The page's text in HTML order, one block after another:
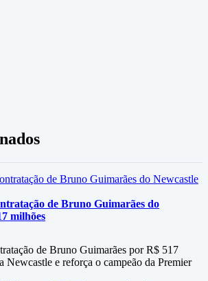
de Bruno Guimarães do
milhões
de Bruno Guimarães por R$ 517
Newcastle e reforça o campeão da Premier